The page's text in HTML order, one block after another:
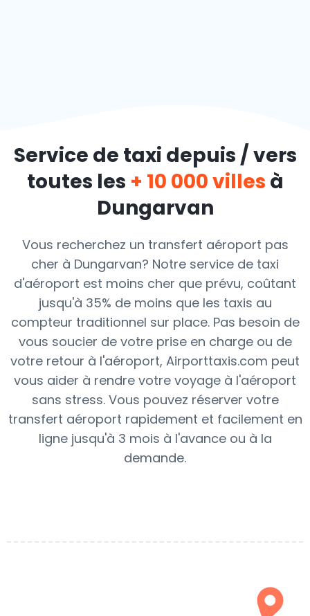
Service de taxi depuis / vers
toutes les + 10 000 villes à
Dungarvan
Vous recherchez un transfert aéroport pas
cher à Dungarvan? Notre service de taxi
d'aéroport est moins cher que prévu, coûtant
jusqu'à 35% de moins que les taxis au
compteur traditionnel sur place. Pas besoin de
vous soucier de votre prise en charge ou de
votre retour à l'aéroport, Airporttaxis.com peut
vous aider à rendre votre voyage à l'aéroport
sans stress. Vous pouvez réserver votre
transfert aéroport rapidement et facilement en
ligne jusqu'à 3 mois à l'avance ou à la
demande.